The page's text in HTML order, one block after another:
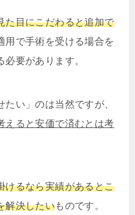
た目にこだわると追加で
用で手術を受ける場合を
要があります。
い」のは当然ですが、
えると安価で済むとは考
けるなら実績があるとこ
解決したいものです。